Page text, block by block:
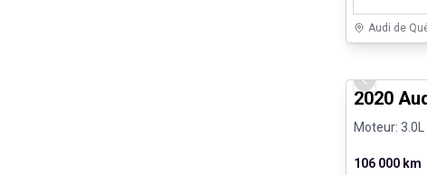
Audi de
Véhicules
Previous
2020
Moteur: 3.0L
106 000 km